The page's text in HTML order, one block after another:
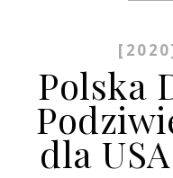
Polska
dla